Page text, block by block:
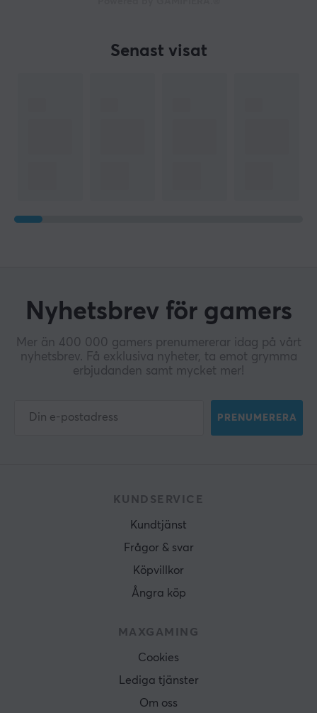
Senast visat
Nyhetsbrev för gamers
Mer än 400 000 gamers prenumererar idag på vårt
nyhetsbrev. Få exklusiva nyheter, ta emot grymma
erbjudanden samt mycket mer!
PRENUMERERA
KUNDSERVICE
Kundtjänst
Frågor & svar
Köpvillkor
Ångra köp
MAXGAMING
Cookies
Lediga tjänster
Om oss